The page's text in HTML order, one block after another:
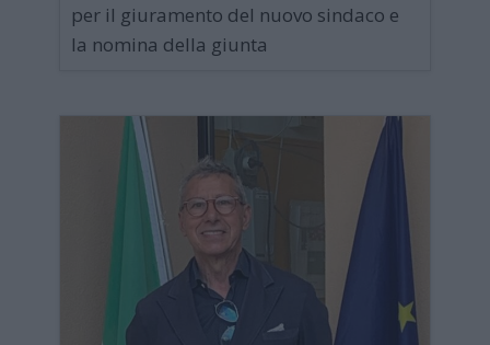
per il giuramento del nuovo sindaco e
la nomina della giunta